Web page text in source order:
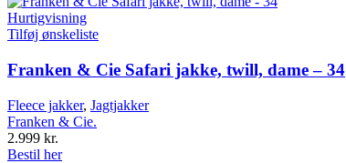
Hurtigvisning
Tilføj ønskeliste
Franken & Cie Safari jakke, twill, dame – 34
Fleece jakker, Jagtjakker
Franken & Cie.
2.999 kr.
Bestil her